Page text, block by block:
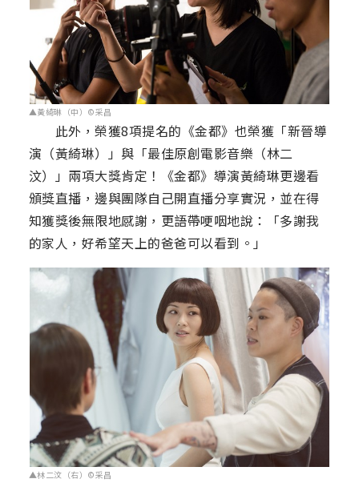
▲黃綺琳（中）©采昌
此外，榮獲8項提名的《金都》也榮獲「新晉導
演（黃綺琳）」與「最佳原創電影音樂（林二
汶）」兩項大獎肯定！《金都》導演黃綺琳更邊看
頒獎直播，邊與團隊自己開直播分享實況，並在得
知獲獎後無限地感謝，更語帶哽咽地說：「多謝我
的家人，好希望天上的爸爸可以看到。」
▲林二汶（右）©采昌